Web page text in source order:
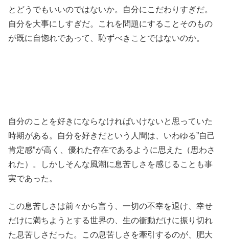
とどうでもいいのではないか。自分にこだわりすぎだ。
自分を大事にしすぎだ。これを問題にすることそのもの
が既に自惚れであって、恥ずべきことではないのか。
自分のことを好きにならなければいけないと思っていた
時期がある。自分を好きだという人間は、いわゆる”自己
肯定感”が高く、優れた存在であるように思えた（思わさ
れた）。しかしそんな風潮に息苦しさを感じることも事
実であった。
この息苦しさは前々から言う、一切の不幸を退け、幸せ
だけに満ちようとする世界の、生の衝動だけに振り切れ
た息苦しさだった。この息苦しさを牽引するのが、肥大